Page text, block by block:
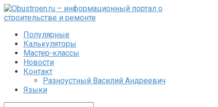
Перейти
к
Популярные
Калькуляторы
Мастер-классы
Новости
Контакт
Разноустный Василий Андреевич
Языки